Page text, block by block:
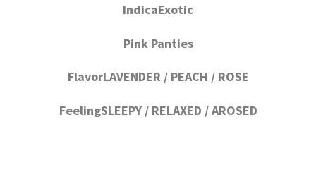
IndicaExotic
Pink Panties
FlavorLAVENDER / PEACH / ROSE
FeelingSLEEPY / RELAXED / AROSED